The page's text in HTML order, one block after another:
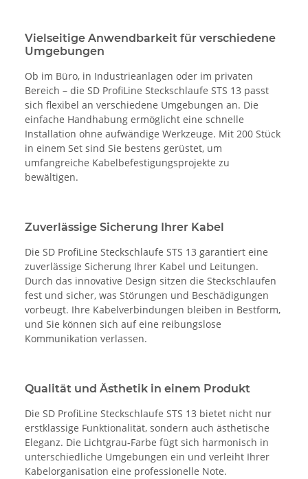
Vielseitige Anwendbarkeit für verschiedene
Umgebungen
Ob im Büro, in Industrieanlagen oder im privaten
Bereich – die SD ProfiLine Steckschlaufe STS 13 passt
sich flexibel an verschiedene Umgebungen an. Die
einfache Handhabung ermöglicht eine schnelle
Installation ohne aufwändige Werkzeuge. Mit 200 Stück
in einem Set sind Sie bestens gerüstet, um
umfangreiche Kabelbefestigungsprojekte zu
bewältigen.
Zuverlässige Sicherung Ihrer Kabel
Die SD ProfiLine Steckschlaufe STS 13 garantiert eine
zuverlässige Sicherung Ihrer Kabel und Leitungen.
Durch das innovative Design sitzen die Steckschlaufen
fest und sicher, was Störungen und Beschädigungen
vorbeugt. Ihre Kabelverbindungen bleiben in Bestform,
und Sie können sich auf eine reibungslose
Kommunikation verlassen.
Qualität und Ästhetik in einem Produkt
Die SD ProfiLine Steckschlaufe STS 13 bietet nicht nur
erstklassige Funktionalität, sondern auch ästhetische
Eleganz. Die Lichtgrau-Farbe fügt sich harmonisch in
unterschiedliche Umgebungen ein und verleiht Ihrer
Kabelorganisation eine professionelle Note.